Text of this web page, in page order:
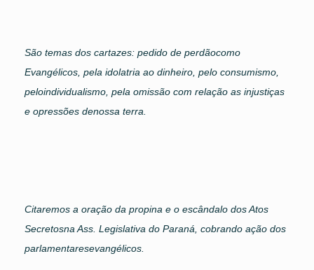
São temas dos cartazes: pedido de perdãocomo
Evangélicos, pela idolatria ao dinheiro, pelo consumismo,
peloindividualismo, pela omissão com relação as injustiças
e opressões denossa terra.
Citaremos a oração da propina e o escândalo dos Atos
Secretosna Ass. Legislativa do Paraná, cobrando ação dos
parlamentaresevangélicos.